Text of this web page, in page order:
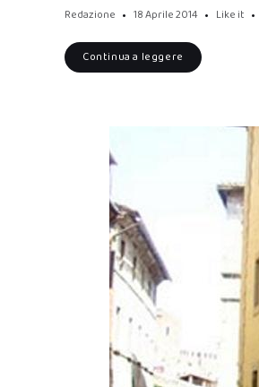
Redazione 18 Aprile 2014 Like it
Continua a leggere